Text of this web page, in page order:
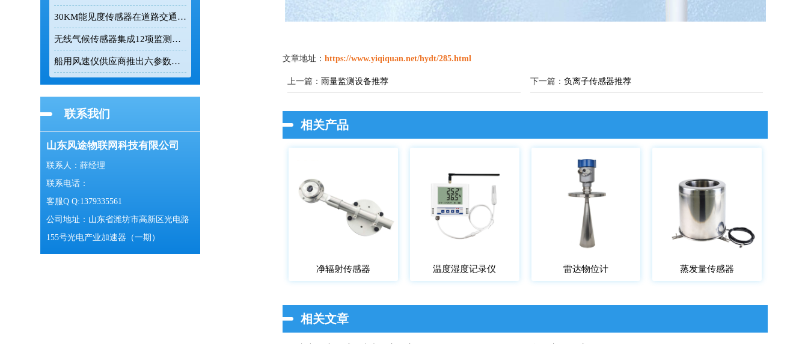
30KM能见度传感器在道路交通与气象监测中的应用
无线气候传感器集成12项监测参数实现24小时连续在线监测
船用风速仪供应商推出六参数一体式气象监测设备
联系我们
山东风途物联网科技有限公司
联系人：薛经理
联系电话：
客服Q Q:1379335561
公司地址：山东省潍坊市高新区光电路
155号光电产业加速器（一期）
文章地址：https://www.yiqiquan.net/hydt/285.html
上一篇： 雨量监测设备推荐 下一篇： 负离子传感器推荐
相关产品
净辐射传感器 温度湿度记录仪 雷达物位计 蒸发量传感器
相关文章